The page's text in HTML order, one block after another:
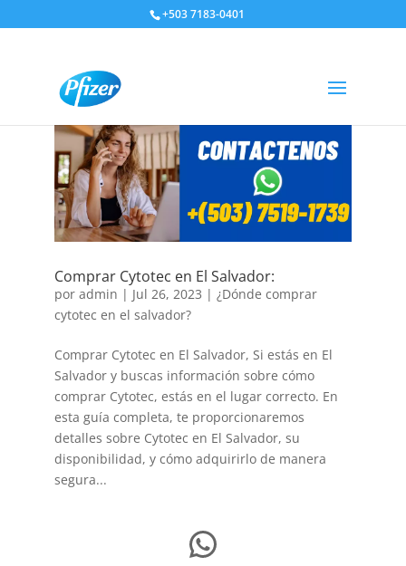
+503 7183-0401
Comprar Cytotec en El Salvador:
por admin | Jul 26, 2023 | ¿Dónde comprar
cytotec en el salvador?
Comprar Cytotec en El Salvador, Si estás en El
Salvador y buscas información sobre cómo
comprar Cytotec, estás en el lugar correcto. En
esta guía completa, te proporcionaremos
detalles sobre Cytotec en El Salvador, su
disponibilidad, y cómo adquirirlo de manera
segura...
WhatsApp